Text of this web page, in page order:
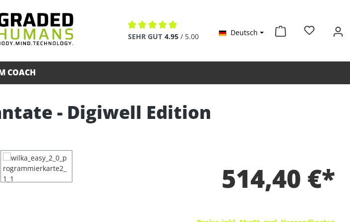
Durchschnittliche Bewertung von 4.9 von 5 Sternen
SEHR GUT 4.95 / 5.00 Deutsch
COACH
- Digiwell Edition
514,40 €*